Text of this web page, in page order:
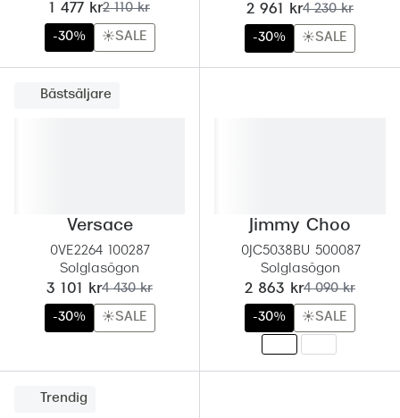
nu:
1 477 krtidigare pris:
2 110 kr
-30% ☀️SALE
nu:
2 961 krtidigare pris:
4 230 kr
-30% ☀️SALE
Bästsäljare
Versace
0VE2264 100287
Solglasögon
nu:
3 101 krtidigare pris:
4 430 kr
-30% ☀️SALE
Jimmy Choo
0JC5038BU 500087
Solglasögon
nu:
2 863 krtidigare pris:
4 090 kr
-30% ☀️SALE
Trendig